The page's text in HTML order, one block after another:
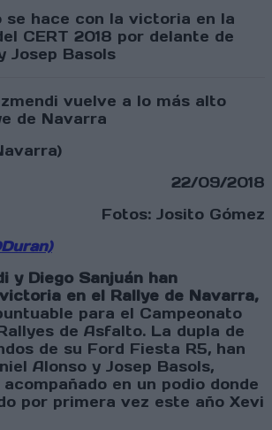
se hace con la victoria en la
CERT 2018 por delante de
Josep Basols
22/09/2018
Fotos: Josito Gómez
y Diego Sanjuán han
en el Rallye de Navarra,
para el Campeonato
de Asfalto. La dupla de
de su Ford Fiesta R5, han
Alonso y Josep Basols,
en un podio donde
por primera vez este año Xevi